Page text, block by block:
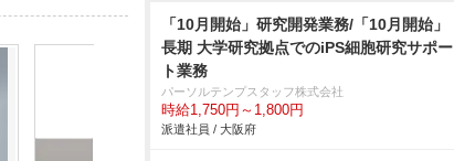
「10月開始」研究開発業務/「10月開始」
長期 大学研究拠点でのiPS細胞研究サポー
ト業務
パーソルテンプスタッフ株式会社
時給1,750円～1,800円
派遣社員 / 大阪府